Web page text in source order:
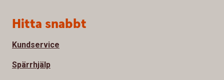
Sidfot
Hitta snabbt
Kundservice
Spärrhjälp